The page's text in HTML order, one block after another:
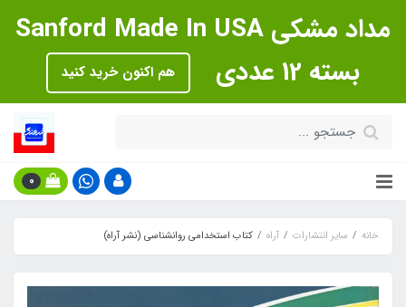
مداد مشکی Sanford Made In USA
بسته 12 عددی
هم اکنون خرید کنید
0
خانه سایر انتشارات آراه کتاب استخدامی روانشناسی (نشر آراه)